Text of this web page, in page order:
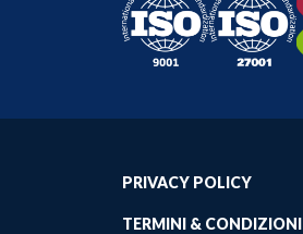
PRIVACY POLICY
TERMINI & CONDIZIONI